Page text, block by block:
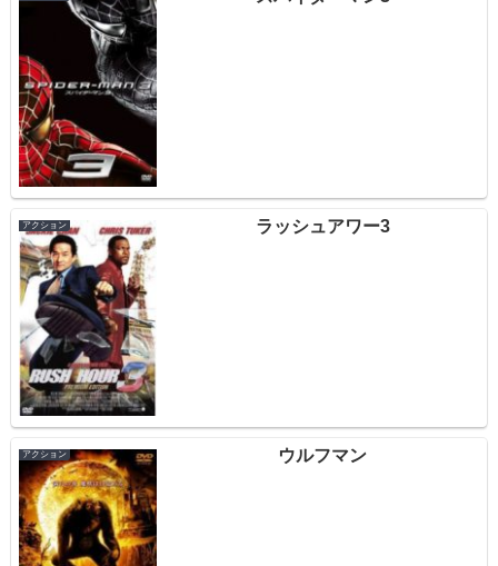
アクション ラッシュアワー3
アクション ウルフマン